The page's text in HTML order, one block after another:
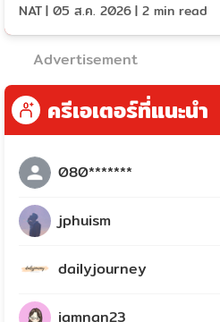
NAT| 05 ส.ค. 2026| 2 min read
Advertisement
ครีเอเตอร์ที่แนะนำ
080*******
jphuism
dailyjourney
iamnan23